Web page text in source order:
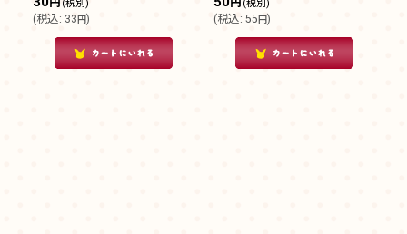
(税別)
(税込: 33円)
(税別)
(税込: 55円)